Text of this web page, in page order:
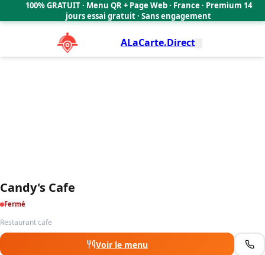
100% GRATUIT · Menu QR + Page Web · France · Premium 14
jours essai gratuit · Sans engagement
ALaCarte.Direct
Candy's Cafe
Fermé
Restaurant cafe
Voir le menu
Candy's Cafe 4.3